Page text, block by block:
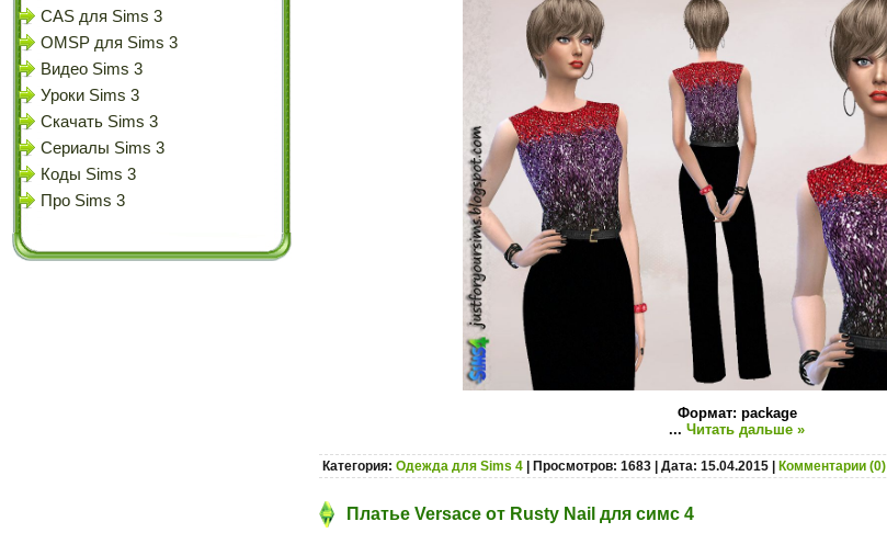
CAS для Sims 3
OMSP для Sims 3
Видео Sims 3
Уроки Sims 3
Скачать Sims 3
Сериалы Sims 3
Коды Sims 3
Про Sims 3
Формат: package
... Читать дальше »
Категория: Одежда для Sims 4 | Просмотров: 1683 | Дата: 15.04.2015 Комментарии (0)
Платье Versace от Rusty Nail для симс 4